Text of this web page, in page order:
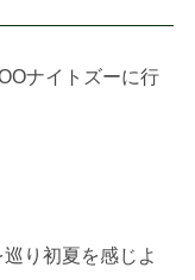
ナイトズーに行
り初夏を感じよ